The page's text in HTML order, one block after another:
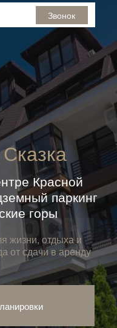
Звонок
жизни, отдыха и
от сдачи в аренду
Красной
паркинг
горы